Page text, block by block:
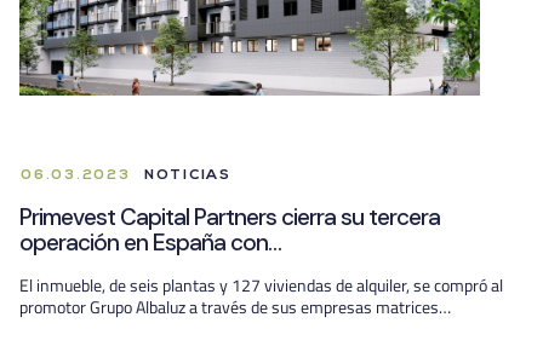
06.03.2023 NOTICIAS
Primevest Capital Partners cierra su tercera
operación en España con…
El inmueble, de seis plantas y 127 viviendas de alquiler, se compró al
promotor Grupo Albaluz a través de sus empresas matrices…